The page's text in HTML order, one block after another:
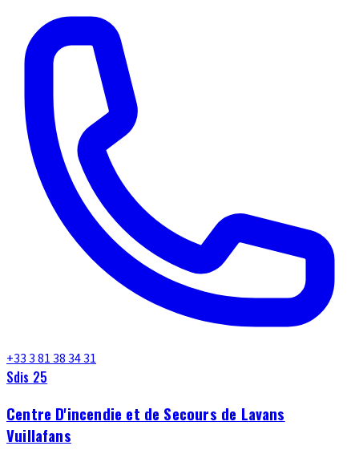
+33 3 81 38 34 31
Sdis 25
Centre D'incendie et de Secours de Lavans
Vuillafans